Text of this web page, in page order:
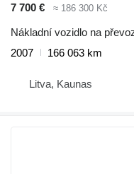
7 700 €
≈ 186 300 Kč
Nákladní vozidlo na
2007
166 063 km
Litva, Kaunas